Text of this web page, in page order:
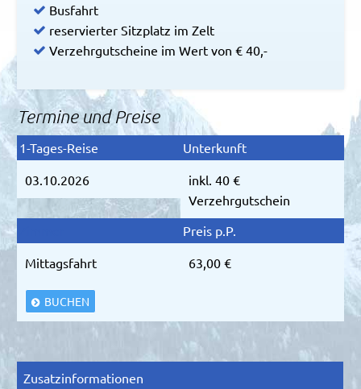
Busfahrt
reservierter Sitzplatz im Zelt
Verzehrgutscheine im Wert von € 40,-
Termine und Preise
03.10.2026
inkl. 40 €
Verzehrgutschein
Mittagsfahrt 63,00 €
BUCHEN
Zusatzinformationen